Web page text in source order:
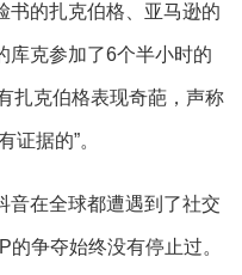
书的扎克伯格、亚马逊的
库克参加了6个半小时的
扎克伯格表现奇葩，声称
证据的”。
音在全球都遭遇到了社交
争夺始终没有停止过。